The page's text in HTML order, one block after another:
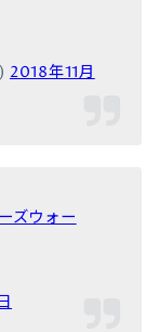
2018年11月
ズウォー